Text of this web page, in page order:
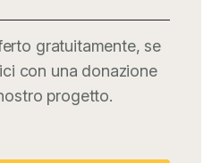
gratuitamente, se
con una donazione
progetto.